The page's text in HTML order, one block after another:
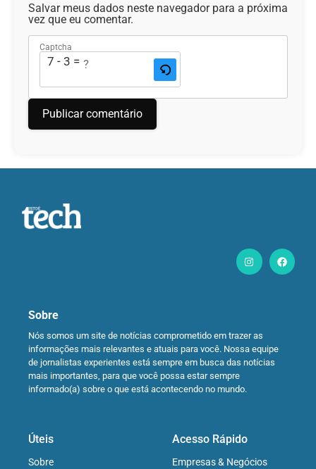
Salvar meus dados neste navegador para a próxima
vez que eu comentar.
Captcha
7 - 3 = ?
Sobre
Nós somos um site de notícias comprometido em trazer as
informações mais relevantes e atuais para você. Nossa equipe
de jornalistas experientes está sempre em busca das notícias
mais importantes, para que você possa estar sempre
informado(a) sobre o que está acontecendo no mundo.
Úteis
Sobre
Acesso Rápido
Empresas & Negócios